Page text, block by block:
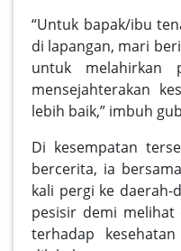
“Untuk bapak/ibu
di lapangan, mari
untuk melahirkan
mensejahterakan
lebih baik,” imbuh
Di kesempatan
bercerita, ia
kali pergi ke
pesisir demi
terhadap